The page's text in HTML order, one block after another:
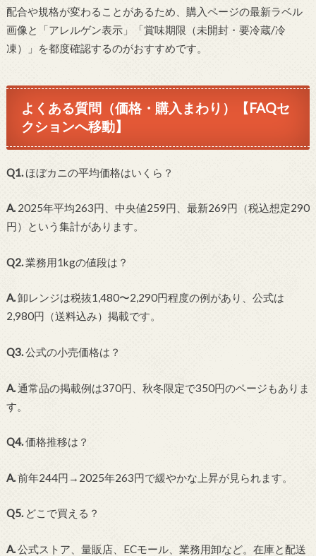
配合や規格が変わることがあるため、購入ページの最新ラベル
画像と「アレルゲン表示」「賞味期限（未開封・要冷蔵/冷
凍）」を都度確認するのがおすすめです。
よくある質問（価格・購入まわり）【FAQセ
クションへ移動】
Q1.ほぼカニの平均価格はいくら？
A.2025年平均263円、中央値259円、最新269円（税込想定290
円）という集計があります。
Q2.業務用1kgの値段は？
A.卸レンジは税抜1,480〜2,290円程度の例があり、公式は
2,980円（送料込み）掲載です。
Q3.公式の小売価格は？
A.通常品の掲載例は370円、秋冬限定で350円のページもありま
す。
Q4.価格推移は？
A.前年244円→2025年263円で緩やかな上昇が見られます。
Q5.どこで買える？
A.公式ストア、量販店、ECモール、業務用卸など。在庫と配送